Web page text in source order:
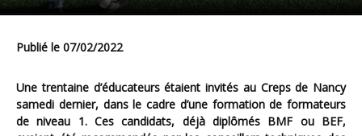
Publié le 07/02/2022
Une trentaine d’éducateurs étaient invités au Creps de Nancy
samedi dernier, dans le cadre d’une formation de formateurs
de niveau 1. Ces candidats, déjà diplômés BMF ou BEF,